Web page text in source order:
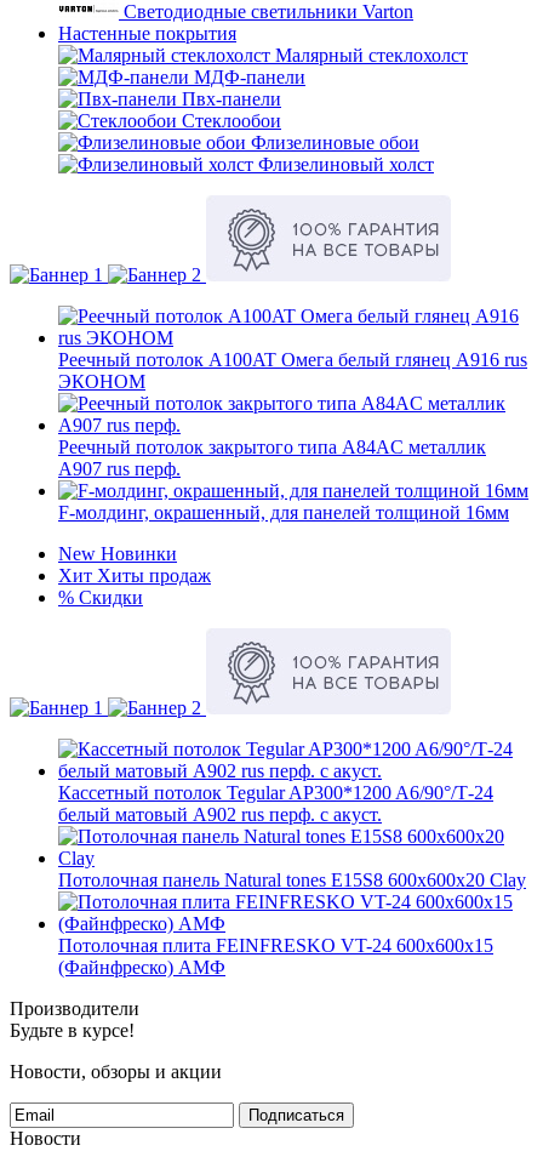
Светодиодные светильники Varton
Настенные покрытия
Малярный стеклохолст
МДФ-панели
Пвх-панели
Стеклообои
Флизелиновые обои
Флизелиновый холст
Реечный потолок A100AT Омега белый глянец А916 rus
ЭКОНОМ
Реечный потолок закрытого типа A84AC металлик
А907 rus перф.
F-молдинг, окрашенный, для панелей толщиной 16мм
New Новинки
Хит Хиты продаж
% Скидки
Кассетный потолок Tegular AP300*1200 A6/90°/Т-24
белый матовый А902 rus перф. с акуст.
Потолочная панель Natural tones E15S8 600x600x20 Clay
Потолочная плита FEINFRESKO VT-24 600x600x15
(Файнфреско) АМФ
Производители
Будьте в курсе!
Новости, обзоры и акции
Подписаться
Новости